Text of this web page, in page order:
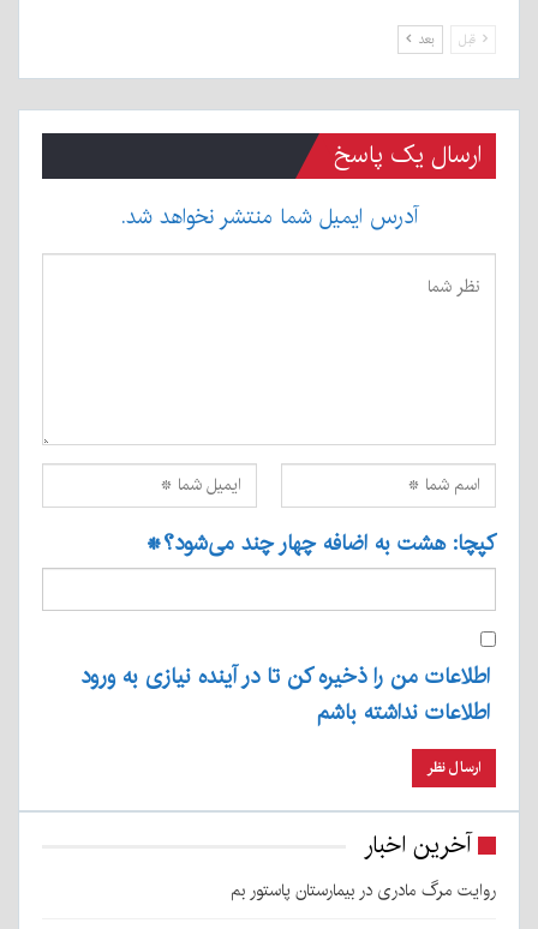
قبل بعد
ارسال یک پاسخ
آدرس ایمیل شما منتشر نخواهد شد.
کپچا: هشت به اضافه چهار چند می‌شود؟*
اطلاعات من را ذخیره کن تا در آینده نیازی به ورود
اطلاعات نداشته باشم
آخرین اخبار
روایت مرگ مادری در بیمارستان پاستور بم